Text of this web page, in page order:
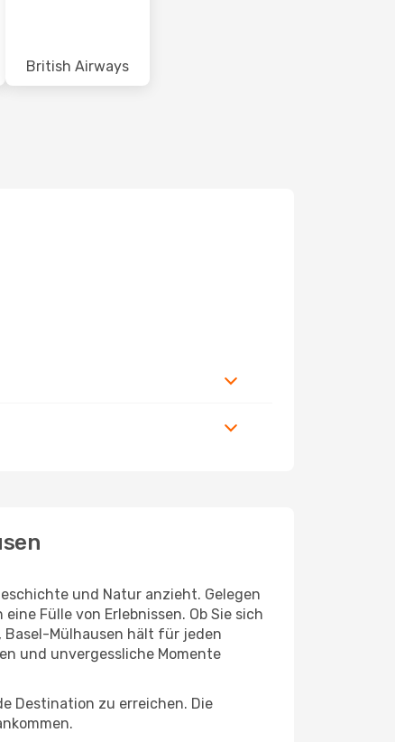
British Airways
und Natur anzieht. Gelegen
Fülle von Erlebnissen. Ob Sie sich
Basel-Mülhausen hält für jeden
und unvergessliche Momente
Destination zu erreichen. Die